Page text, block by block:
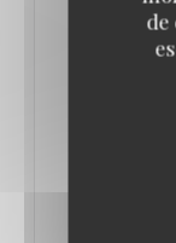
de
Le
pour la
Rares sont
targuer de
C’est le cas